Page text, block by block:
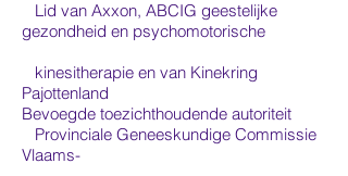
Lid van Axxon, ABCIG geestelijke
gezondheid en psychomotorische
kinesitherapie en van Kinekring
Pajottenland
Bevoegde toezichthoudende autoriteit
Provinciale Geneeskundige Commissie
Vlaams-